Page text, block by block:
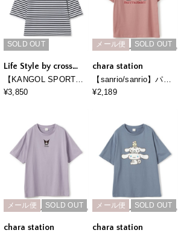
SOLD OUT
Life Style by cross
marche
【KANGOL SPORT】7
分袖ロゴTシャツ
¥3,850
メール便 SOLD OUT
chara station
【sanrio/sanrio】パテ
ィ＆ジミープリント半
¥2,189
メール便 SOLD OUT
chara station
メール便 SOLD OUT
chara station